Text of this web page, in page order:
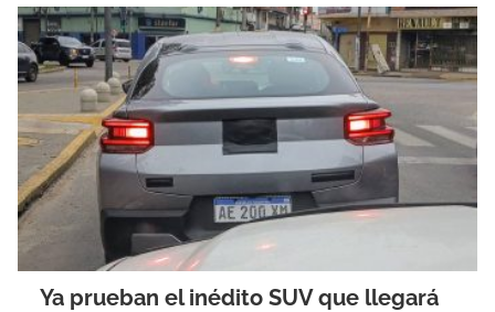
Ya prueban el inédito SUV que llegará